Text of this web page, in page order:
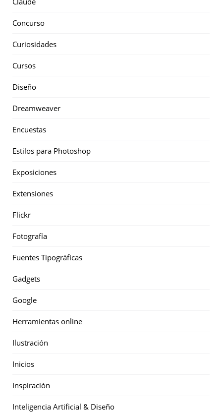
Concurso
Curiosidades
Cursos
Diseño
Dreamweaver
Encuestas
Estilos para Photoshop
Exposiciones
Extensiones
Flickr
Fotografía
Fuentes Tipográficas
Gadgets
Google
Herramientas online
Ilustración
Inicios
Inspiración
Inteligencia Artificial & Diseño